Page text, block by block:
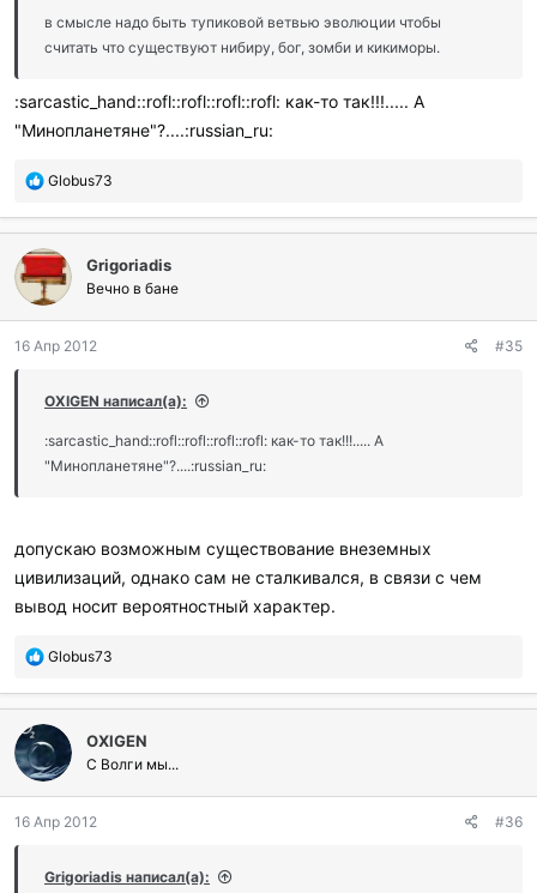
и
:
в смысле надо быть тупиковой ветвью эволюции чтобы
считать что существуют нибиру, бог, зомби и кикиморы.
:sarcastic_hand::rofl::rofl::rofl::rofl: как-то так!!!..... А
"Минопланетяне"?....:russian_ru:
П
б
а
г
о
а
и
и
:
Globus73
Grigoriadis
Вечно в бане
16 Апр 2012 #35
OXIGEN написал(а):
:sarcastic_hand::rofl::rofl::rofl::rofl: как-то так!!!..... А
"Минопланетяне"?....:russian_ru:
допускаю возможным существование внеземных
цивилизаций, однако сам не сталкивался, в связи с чем
вывод носит вероятностный характер.
П
б
а
г
о
а
и
Globus73
OXIGEN
С Волги мы...
16 Апр 2012 #36
Grigoriadis написал(а):